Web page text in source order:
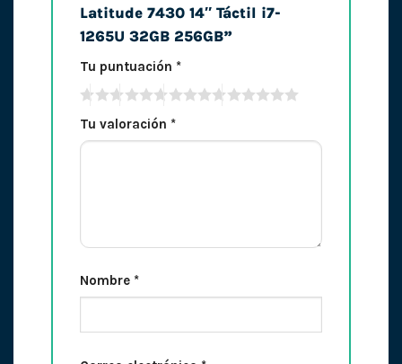
Latitude 7430 14″ Táctil i7-
1265U 32GB 256GB”
Tu puntuación *
Tu valoración *
Nombre *